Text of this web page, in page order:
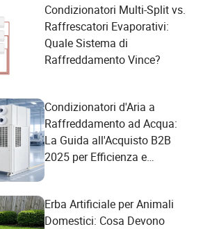
Condizionatori Multi-Split vs.
Raffrescatori Evaporativi:
Quale Sistema di
Raffreddamento Vince?
Condizionatori d'Aria a
Raffreddamento ad Acqua:
La Guida all'Acquisto B2B
2025 per Efficienza e
Erba Artificiale per Animali
Domestici: Cosa Devono